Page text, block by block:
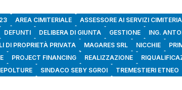
AREA CIMITERIALE ASSESSORE AI SERVIZI
DEFUNTI DELIBERA DI GIUNTA GESTIONE ING.
DI PROPRIETÀ PRIVATA MAGARES SRL NICCHIE
PROJECT FINANCING REALIZZAZIONE
SINDACO SEBY SGROI TREMESTIERI ETNEO